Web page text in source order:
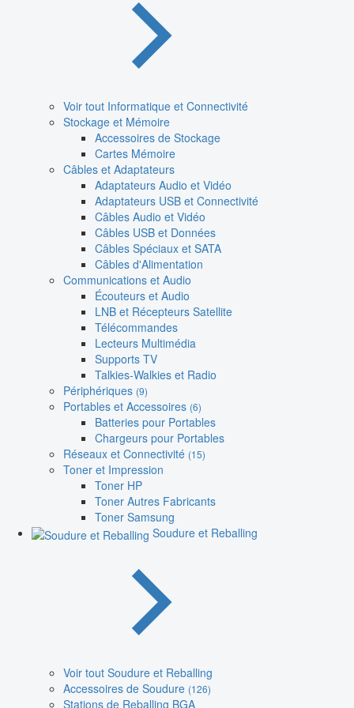
Voir tout Informatique et Connectivité
Stockage et Mémoire
Accessoires de Stockage
Cartes Mémoire
Câbles et Adaptateurs
Adaptateurs Audio et Vidéo
Adaptateurs USB et Connectivité
Câbles Audio et Vidéo
Câbles USB et Données
Câbles Spéciaux et SATA
Câbles d'Alimentation
Communications et Audio
Écouteurs et Audio
LNB et Récepteurs Satellite
Télécommandes
Lecteurs Multimédia
Supports TV
Talkies-Walkies et Radio
Périphériques (9)
Portables et Accessoires (6)
Batteries pour Portables
Chargeurs pour Portables
Réseaux et Connectivité (15)
Toner et Impression
Toner HP
Toner Autres Fabricants
Toner Samsung
Soudure et Reballing
Voir tout Soudure et Reballing
Accessoires de Soudure (126)
Stations de Reballing BGA